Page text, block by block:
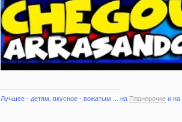
Лучшее - детям, вкусное - вожатым ... на Планерочке и на